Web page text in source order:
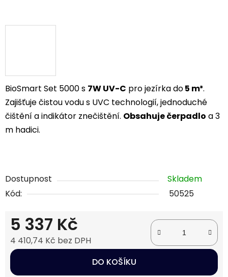
BioSmart Set 5000 s 7W UV-C pro jezírka do5 m³.
Zajišťuje čistou vodu s UVC technologií, jednoduché
čištění a indikátor znečištění. Obsahuje čerpadlo a 3
m hadici.
Dostupnost
Skladem
Kód:
50525
5 337 Kč
4 410,74 Kč bez DPH
Měrná cena:
DO KOŠÍKU